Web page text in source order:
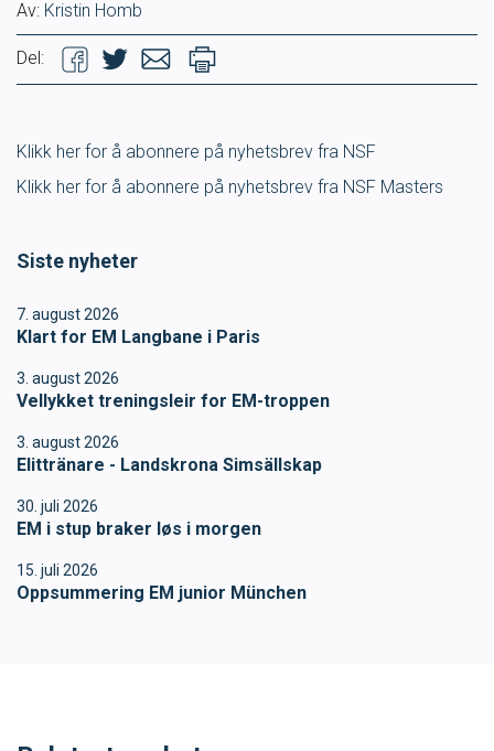
Av: Kristin Homb
Del:
Klikk her for å abonnere på nyhetsbrev fra NSF
Klikk her for å abonnere på nyhetsbrev fra NSF Masters
Siste nyheter
7. august 2026
Klart for EM Langbane i Paris
3. august 2026
Vellykket treningsleir for EM-troppen
3. august 2026
Elittränare - Landskrona Simsällskap
30. juli 2026
EM i stup braker løs i morgen
15. juli 2026
Oppsummering EM junior München